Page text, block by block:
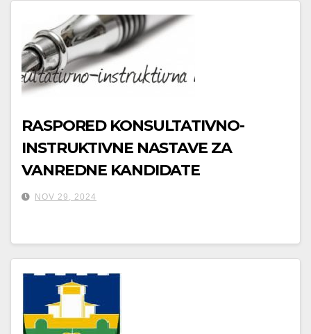
RASPORED KONSULTATIVNO-
INSTRUKTIVNE NASTAVE ZA
VANREDNE KANDIDATE
NOV 29, 2024